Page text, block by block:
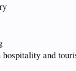
and